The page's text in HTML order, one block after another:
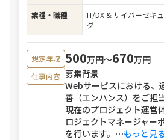
業種・職種
IT/DX & サイバーセキ
グ
想定年収 500万円〜670万円
仕事内容 募集背景
Webサービスにおける、
善（エンハンス）をご担
現在のプロジェクト運営
ロジェクトマネージャー
を行います。 ⋯もっと見る